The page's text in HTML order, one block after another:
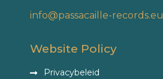
info@passacaille-records.eu
Website Policy
Privacybeleid